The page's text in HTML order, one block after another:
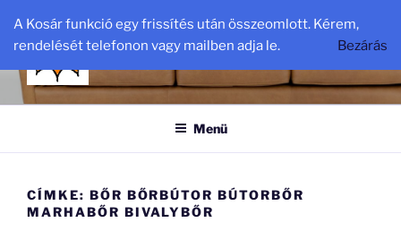
A Kosár funkció egy frissítés után összeomlott. Kérem,
rendelését telefonon vagy mailben adja le.
Bezárás
BŐR-DISZKONT
Menü
CÍMKE: BŐR BŐRBÚTOR BÚTORBŐR
MARHABŐR BIVALYBŐR